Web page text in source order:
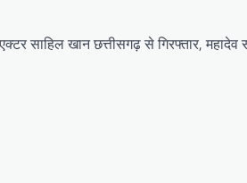
एक्टर साहिल खान छत्तीसगढ़ से गिरफ्तार,